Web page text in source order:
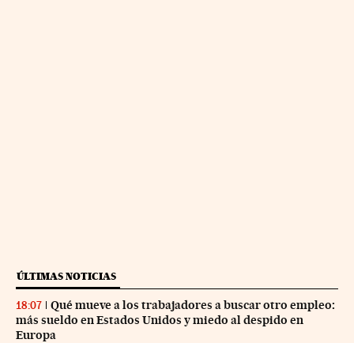
ÚLTIMAS NOTICIAS
18:07
Qué mueve a los trabajadores a buscar otro empleo:
más sueldo en Estados Unidos y miedo al despido en
Europa